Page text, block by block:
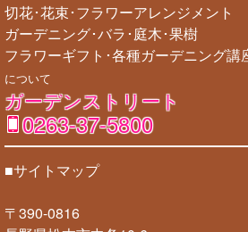
切花･花束･フラワーアレンジメント
ガーデニング･バラ･庭木･果樹
フラワーギフト･各種ガーデニング講
について
ガーデンストリート
0263-37-5800
■サイトマップ
〒390-0816